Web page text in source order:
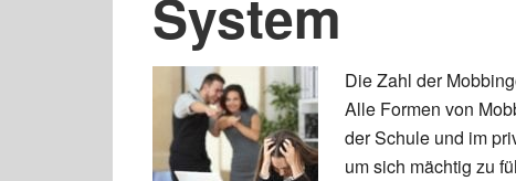
System
Die Zahl der
Alle Formen von
der Schule und im
um sich mächtig zu